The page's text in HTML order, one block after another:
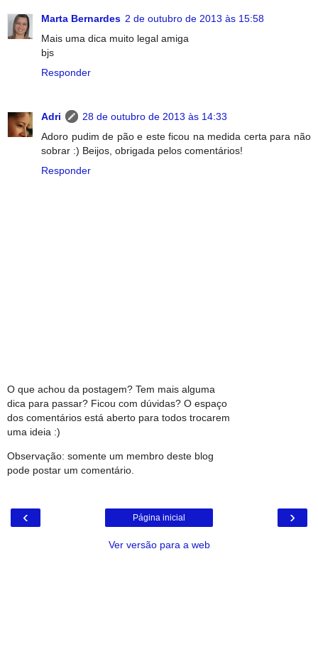
Marta Bernardes 2 de outubro de 2013 às 15:58
Mais uma dica muito legal amiga
bjs
Responder
Adri
28 de outubro de 2013 às 14:33
Adoro pudim de pão e este ficou na medida certa para não
sobrar :) Beijos, obrigada pelos comentários!
Responder
O que achou da postagem? Tem mais alguma
dica para passar? Ficou com dúvidas? O espaço
dos comentários está aberto para todos trocarem
uma ideia :)
Observação: somente um membro deste blog
pode postar um comentário.
‹ ›
Página inicial
Ver versão para a web